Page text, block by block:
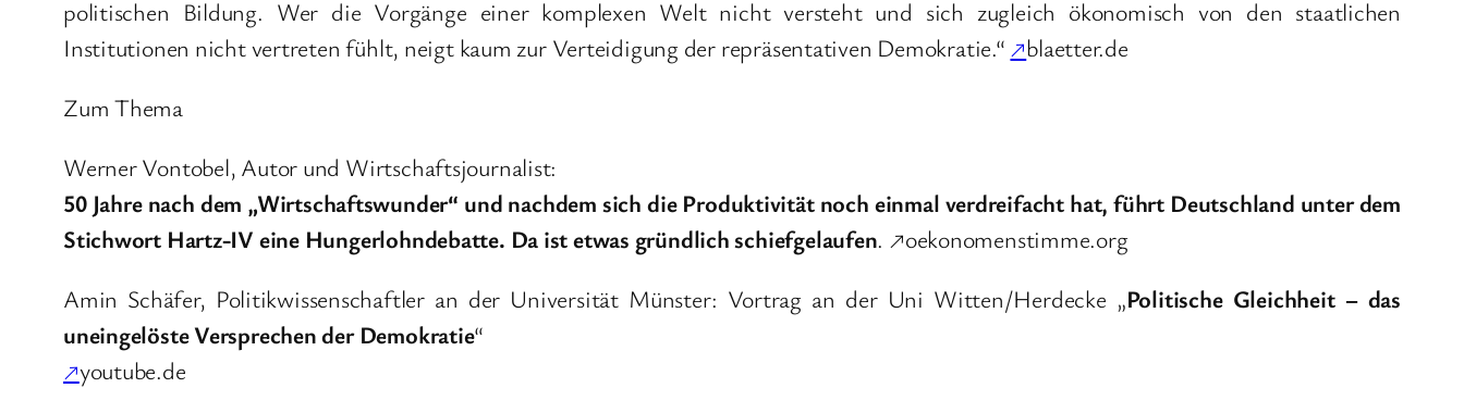
politischen Bildung. Wer die Vorgänge einer komplexen Welt nicht versteht und sich zugleich ökonomisch von den staatlichen
Institutionen nicht vertreten fühlt, neigt kaum zur Verteidigung der repräsentativen Demokratie.“ ↗blaetter.de
Zum Thema
Werner Vontobel, Autor und Wirtschaftsjournalist:
50 Jahre nach dem „Wirtschaftswunder“ und nachdem sich die Produktivität noch einmal verdreifacht hat, führt Deutschland unter dem
Stichwort Hartz-IV eine Hungerlohndebatte. Da ist etwas gründlich schiefgelaufen. ↗oekonomenstimme.org
Amin Schäfer, Politikwissenschaftler an der Universität Münster: Vortrag an der Uni Witten/Herdecke „Politische Gleichheit – das
uneingelöste Versprechen der Demokratie“
↗youtube.de